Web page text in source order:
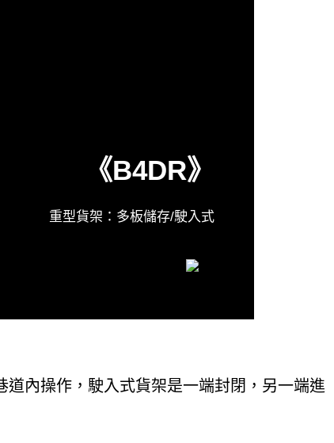
《B4DR》
重型貨架：多板儲存/駛入式
內操作，駛入式貨架是一端封閉，另一端進